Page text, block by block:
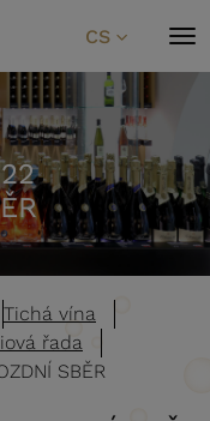
CS
Tichá vína
řada
SBĚR